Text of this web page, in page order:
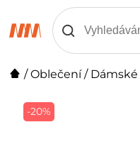
/Oblečení/ Dámské
-20%